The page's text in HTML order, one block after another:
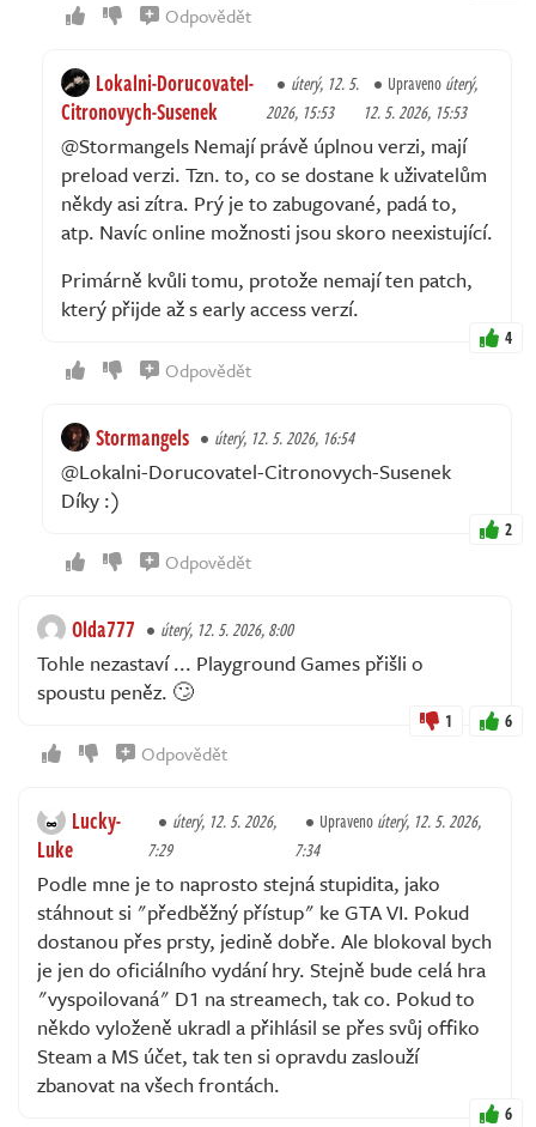
Odpovědět
Lokalni-Dorucovatel-
Citronovych-Susenek
úterý, 12. 5.
2026, 15:53
Upravenoúterý,
12. 5. 2026, 15:53
@Stormangels Nemají právě úplnou verzi, mají
preload verzi. Tzn. to, co se dostane k uživatelům
někdy asi zítra. Prý je to zabugované, padá to,
atp. Navíc online možnosti jsou skoro neexistující.
Primárně kvůli tomu, protože nemají ten patch,
který přijde až s early access verzí.
4
Odpovědět
Stormangels úterý, 12. 5. 2026, 16:54
@Lokalni-Dorucovatel-Citronovych-Susenek
Díky :)
2
Odpovědět
Olda777 úterý, 12. 5. 2026, 8:00
Tohle nezastaví ... Playground Games přišli o
spoustu peněz. 🙄
1 6
Odpovědět
Lucky-
Luke
úterý, 12. 5. 2026,
7:29
Upravenoúterý, 12. 5. 2026,
7:34
Podle mne je to naprosto stejná stupidita, jako
stáhnout si "předběžný přístup" ke GTA VI. Pokud
dostanou přes prsty, jedině dobře. Ale blokoval bych
je jen do oficiálního vydání hry. Stejně bude celá hra
"vyspoilovaná" D1 na streamech, tak co. Pokud to
někdo vyloženě ukradl a přihlásil se přes svůj offiko
Steam a MS účet, tak ten si opravdu zaslouží
zbanovat na všech frontách.
6